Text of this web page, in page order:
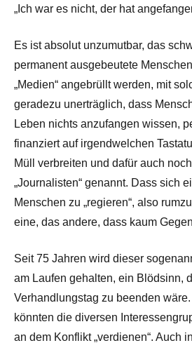
„Ich war es nicht, der hat
Es ist absolut unzumutbar, das
permanent ausgebeutete
„Medien“ angebrüllt werden, mit
geradezu unerträglich, dass
Leben nichts anzufangen wissen,
finanziert auf irgendwelchen
Müll verbreiten und dafür auch
„Journalisten“ genannt. Dass sich
Menschen zu „regieren“, also
eine, das andere, dass kaum
Seit 75 Jahren wird dieser
am Laufen gehalten, ein Blödsinn,
Verhandlungstag zu beenden
könnten die diversen
an dem Konflikt „verdienen“. Auch